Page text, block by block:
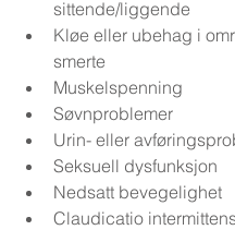
sittende/liggende
Kløe eller ubehag i
smerte
Muskelspenning
Søvnproblemer
Urin- eller
Seksuell dysfunksjon
Nedsatt bevegelighet
Claudicatio